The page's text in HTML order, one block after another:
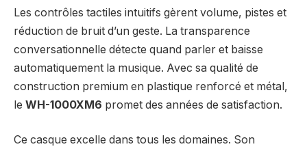
Les contrôles tactiles intuitifs gèrent volume, pistes et
réduction de bruit d’un geste. La transparence
conversationnelle détecte quand parler et baisse
automatiquement la musique. Avec sa qualité de
construction premium en plastique renforcé et métal,
le WH-1000XM6 promet des années de satisfaction.
Ce casque excelle dans tous les domaines. Son